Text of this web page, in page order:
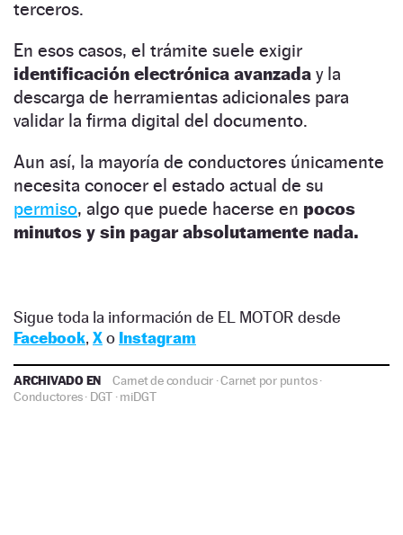
terceros.
En esos casos, el trámite suele exigir
identificación electrónica avanzada y la
descarga de herramientas adicionales para
validar la firma digital del documento.
Aun así, la mayoría de conductores únicamente
necesita conocer el estado actual de su
permiso, algo que puede hacerse en pocos
minutos y sin pagar absolutamente nada.
Sigue toda la información de EL MOTOR desde
Facebook, Xo Instagram
ARCHIVADO EN Carnet de conducir·Carnet por puntos·
Conductores· DGT ·miDGT